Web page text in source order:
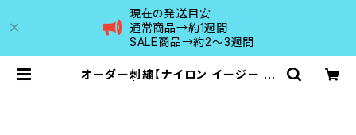
現在の発送目安
通常商品→約1週間
SALE商品→約2〜3週間
オーダー刺繍【ナイロン イージー シ